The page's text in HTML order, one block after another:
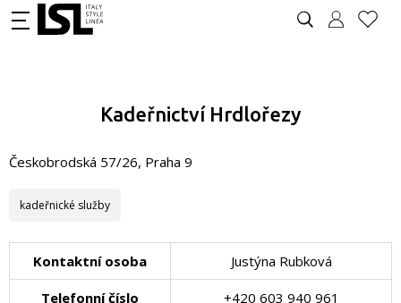
Kadeřnictví Hrdlořezy
Českobrodská 57/26, Praha 9
kadeřnické služby
Kontaktní osoba Justýna Rubková
Telefonní číslo +420 603 940 961